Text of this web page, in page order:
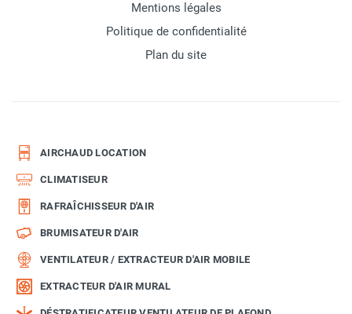
Mentions légales
Politique de confidentialité
Plan du site
AIRCHAUD LOCATION
CLIMATISEUR
RAFRAÎCHISSEUR D'AIR
BRUMISATEUR D'AIR
VENTILATEUR / EXTRACTEUR D'AIR MOBILE
EXTRACTEUR D'AIR MURAL